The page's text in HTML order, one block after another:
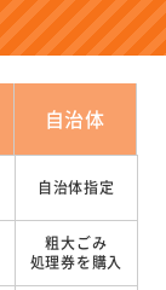
自治体
自治体指定
粗大ごみ
処理券を購入